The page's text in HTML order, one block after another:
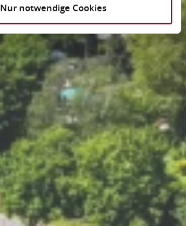
Nur notwendige Cookies